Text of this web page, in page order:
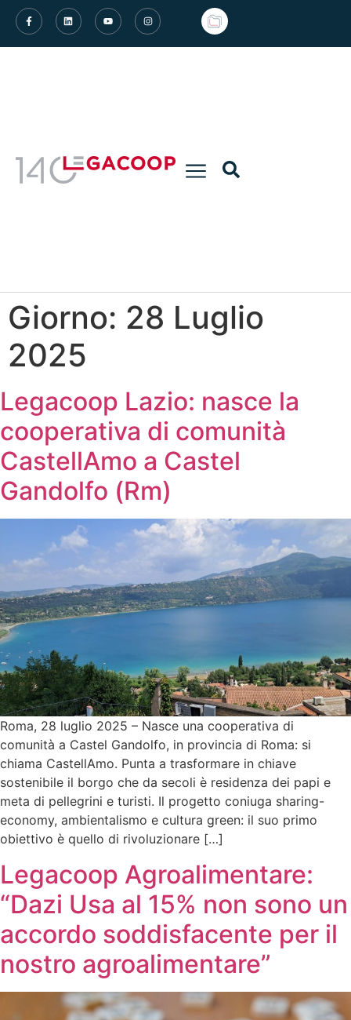
Giorno: 28 Luglio
2025
Legacoop Lazio: nasce la
cooperativa di comunità
CastellAmo a Castel
Gandolfo (Rm)
Roma, 28 luglio 2025 – Nasce una cooperativa di
comunità a Castel Gandolfo, in provincia di Roma: si
chiama CastellAmo. Punta a trasformare in chiave
sostenibile il borgo che da secoli è residenza dei papi e
meta di pellegrini e turisti. Il progetto coniuga sharing-
economy, ambientalismo e cultura green: il suo primo
obiettivo è quello di rivoluzionare […]
Legacoop Agroalimentare:
“Dazi Usa al 15% non sono un
accordo soddisfacente per il
nostro agroalimentare”